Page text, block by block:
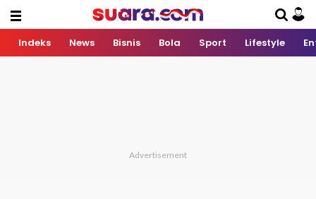
Indeks News Bisnis Bola Sport Lifestyle